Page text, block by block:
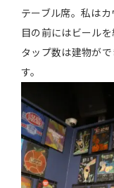
テーブル席。私はカ
目の前にはビール
タップ数は建物が
す。